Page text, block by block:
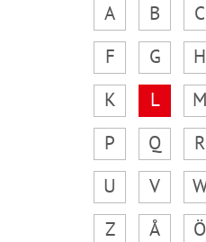
A B C
F
G H
K
L M
P
Q R
U
V
Z
Å Ö